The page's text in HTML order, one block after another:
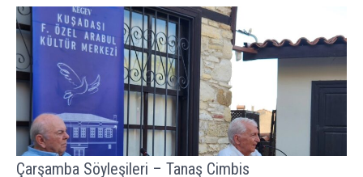
Çarşamba Söyleşileri – Tanaş Cimbis